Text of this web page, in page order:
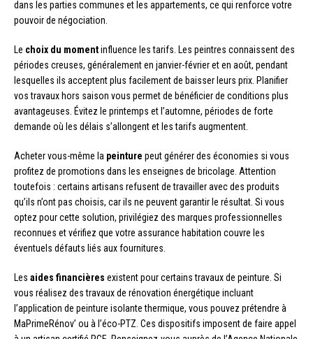
dans les parties communes et les appartements, ce qui renforce votre
pouvoir de négociation.
Le choix du momentinfluence les tarifs. Les peintres connaissent des
périodes creuses, généralement en janvier-février et en août, pendant
lesquelles ils acceptent plus facilement de baisser leurs prix. Planifier
vos travaux hors saison vous permet de bénéficier de conditions plus
avantageuses. Évitez le printemps et l’automne, périodes de forte
demande où les délais s’allongent et les tarifs augmentent.
Acheter vous-même la peinture peut générer des économies si vous
profitez de promotions dans les enseignes de bricolage. Attention
toutefois : certains artisans refusent de travailler avec des produits
qu’ils n’ont pas choisis, car ils ne peuvent garantir le résultat. Si vous
optez pour cette solution, privilégiez des marques professionnelles
reconnues et vérifiez que votre assurance habitation couvre les
éventuels défauts liés aux fournitures.
Les aides financières existent pour certains travaux de peinture. Si
vous réalisez des travaux de rénovation énergétique incluant
l’application de peinture isolante thermique, vous pouvez prétendre à
MaPrimeRénov’ ou à l’éco-PTZ. Ces dispositifs imposent de faire appel